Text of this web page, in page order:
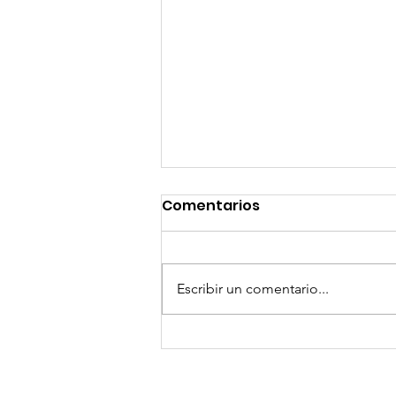
VISITA HOGAR DE
Comentarios
Escribir un comentario...